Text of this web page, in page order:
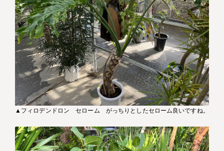
▲フィロデンドロン セローム がっちりとしたセローム良いですね。